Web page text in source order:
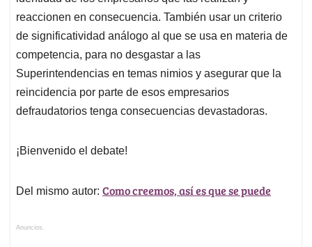
reaccionen en consecuencia. También usar un criterio
de significatividad análogo al que se usa en materia de
competencia, para no desgastar a las
Superintendencias en temas nimios y asegurar que la
reincidencia por parte de esos empresarios
defraudatorios tenga consecuencias devastadoras.
¡Bienvenido el debate!
Del mismo autor: Como creemos, así es que se puede
Anuncios.